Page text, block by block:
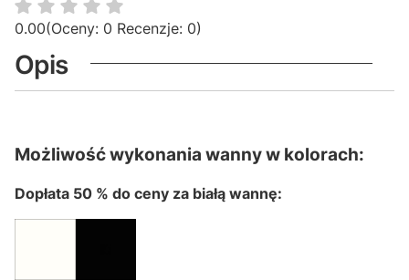
0.00(Oceny: 0 Recenzje: 0)
Opis
Możliwość wykonania wanny w kolorach:
Dopłata 50 % do ceny za białą wannę: